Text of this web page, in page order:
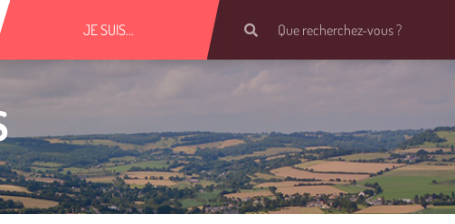
JE SUIS…